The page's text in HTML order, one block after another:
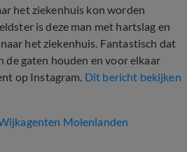
het ziekenhuis kon worden
is deze man met hartslag en
het ziekenhuis. Fantastisch dat
de gaten houden en voor elkaar
op Instagram. Dit bericht bekijken
Molenlanden